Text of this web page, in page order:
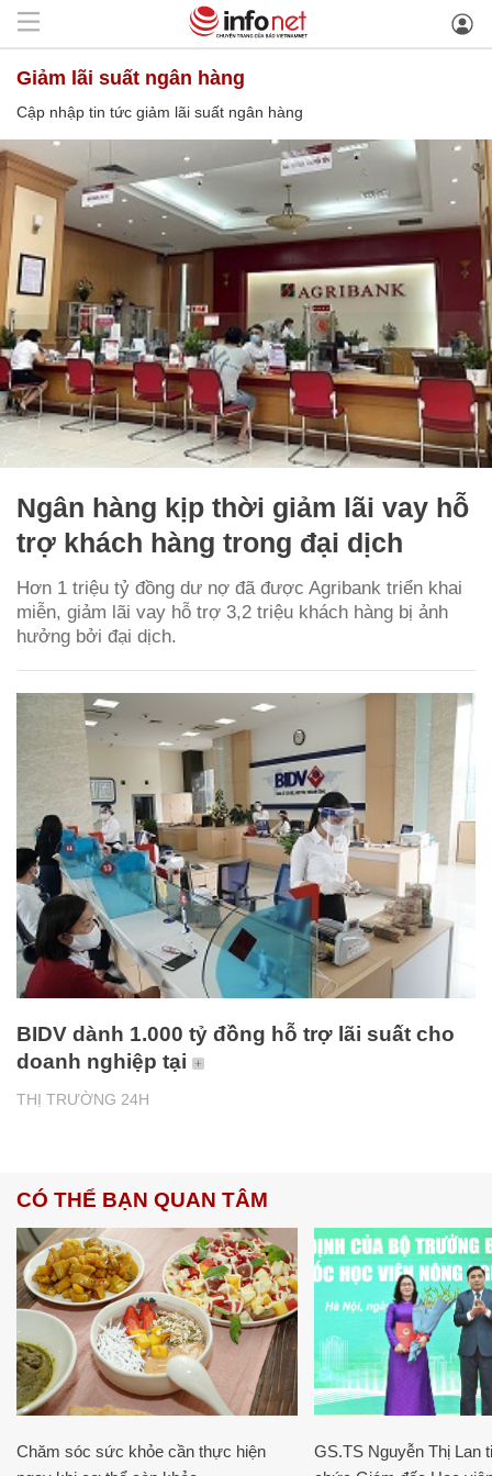
giảm lãi suất ngân hàng
Cập nhập tin tức giảm lãi suất ngân hàng
Ngân hàng kịp thời giảm lãi vay hỗ
trợ khách hàng trong đại dịch
Hơn 1 triệu tỷ đồng dư nợ đã được Agribank triển khai
miễn, giảm lãi vay hỗ trợ 3,2 triệu khách hàng bị ảnh
hưởng bởi đại dịch.
THỊ TRƯỜNG 24H
BIDV dành 1.000 tỷ đồng hỗ trợ lãi suất cho
doanh nghiệp tại
CÓ THỂ BẠN QUAN TÂM
Chăm sóc sức khỏe cần thực hiện
GS.TS Nguyễn Thị Lan